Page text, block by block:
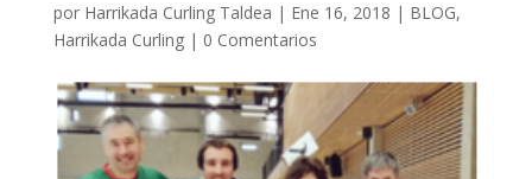
por Harrikada Curling Taldea | Ene 16, 2018 | BLOG,
Harrikada Curling| 0 Comentarios